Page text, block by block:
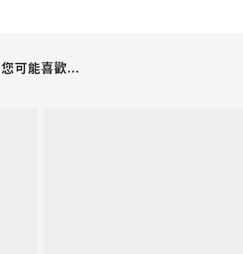
您可能喜歡...